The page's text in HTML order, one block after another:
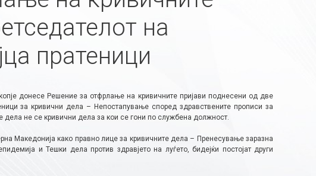
на
пратеници
донесе Решение за отфрлање на кривичните пријави поднесени од две
за кривични дела – Непостапување според здравствените прописи за
не се кривични дела за кои се гони по службена должност.
Македонија како правно лице за кривичните дела – Пренесување заразна
и Тешки дела против здравјето на луѓето, бидејќи постојат други